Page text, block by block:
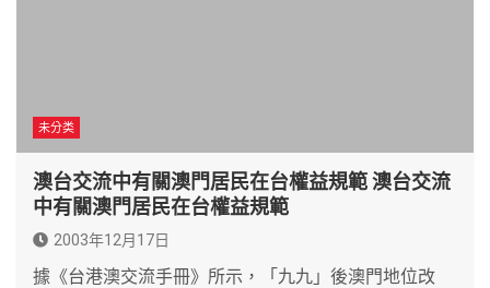
未分类
澳台交流中有關澳門居民在台權益規範 澳台交流
中有關澳門居民在台權益規範
2003年12月17日
據《台港澳交流手冊》所示，「九九」後澳門地位改